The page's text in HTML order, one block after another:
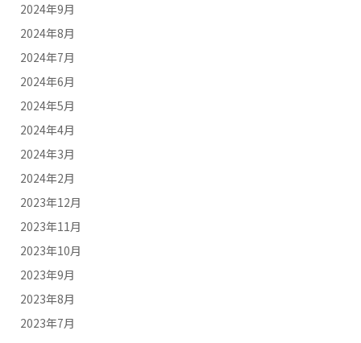
2024年9月
2024年8月
2024年7月
2024年6月
2024年5月
2024年4月
2024年3月
2024年2月
2023年12月
2023年11月
2023年10月
2023年9月
2023年8月
2023年7月